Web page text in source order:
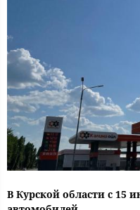
В Курской области с 15